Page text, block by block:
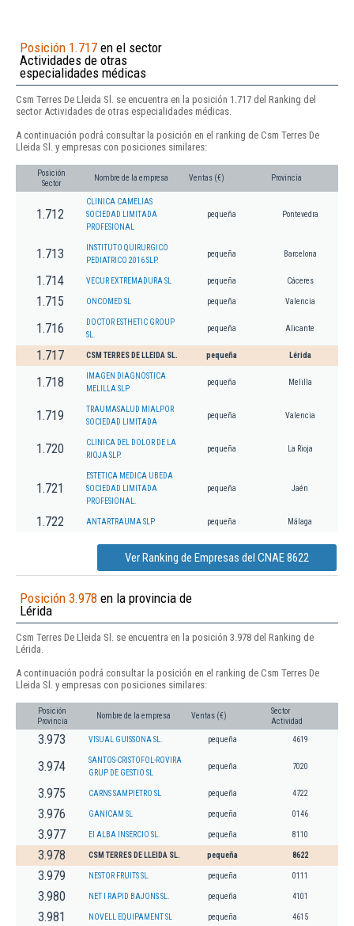
Posición 1.717 en el sector
Actividades de otras
especialidades médicas
Csm Terres De Lleida Sl. se encuentra en la posición 1.717 del Ranking del
sector Actividades de otras especialidades médicas.
A continuación podrá consultar la posición en el ranking de Csm Terres De
Lleida Sl. y empresas con posiciones similares:
Posición
Sector
Nombre de la empresa Ventas (€) Provincia
1.712
CLINICA CAMELIAS
SOCIEDAD LIMITADA
PROFESIONAL
pequeña Pontevedra
1.713
INSTITUTO QUIRURGICO
PEDIATRICO 2016 SLP.
pequeña Barcelona
1.714 VECUR EXTREMADURA SL pequeña Cáceres
1.715 ONCOMED SL pequeña Valencia
1.716
DOCTOR ESTHETIC GROUP
SL.
pequeña Alicante
1.717 CSM TERRES DE LLEIDA SL. pequeña Lérida
1.718
IMAGEN DIAGNOSTICA
MELILLA SLP
pequeña Melilla
1.719
TRAUMASALUD MIALPOR
SOCIEDAD LIMITADA
pequeña Valencia
1.720
CLINICA DEL DOLOR DE LA
RIOJA SLP.
pequeña La Rioja
1.721
ESTETICA MEDICA UBEDA
SOCIEDAD LIMITADA
PROFESIONAL.
pequeña Jaén
1.722 ANTARTRAUMA SLP pequeña Málaga
Ver Ranking de Empresas del CNAE 8622
Posición 3.978 en la provincia de
Lérida
Csm Terres De Lleida Sl. se encuentra en la posición 3.978 del Ranking de
Lérida.
A continuación podrá consultar la posición en el ranking de Csm Terres De
Lleida Sl. y empresas con posiciones similares:
Posición
Provincia
Nombre de la empresa Ventas (€)
Sector
Actividad
3.973 VISUAL GUISSONA SL. pequeña 4619
3.974
SANTOS-CRISTOFOL-ROVIRA
GRUP DE GESTIO SL
pequeña 7020
3.975 CARNS SAMPIETRO SL pequeña 4722
3.976 GANICAM SL pequeña 0146
3.977 EI ALBA INSERCIO SL. pequeña 8110
3.978 CSM TERRES DE LLEIDA SL. pequeña 8622
3.979 NESTOR FRUITS SL. pequeña 0111
3.980 NET I RAPID BAJONS SL. pequeña 4101
3.981 NOVELL EQUIPAMENT SL pequeña 4615